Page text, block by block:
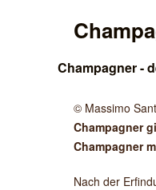
Champagner -
© Massimo
Champagner
Champagner
Nach der